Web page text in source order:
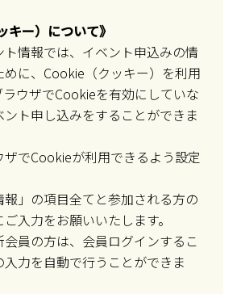
キー）について》
情報では、イベント申込みの情
に、Cookie（クッキー）を利用
ラウザでCookieを有効にしていな
ント申し込みをすることができま
でCookieが利用できるよう設定
」の項目全てと参加される方の
入力をお願いいたします。
員の方は、会員ログインするこ
入力を自動で行うことができま